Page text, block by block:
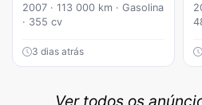
2007 · 113 000 km · Gasolina
· 355 cv
3 dias atrás
Ver todos os